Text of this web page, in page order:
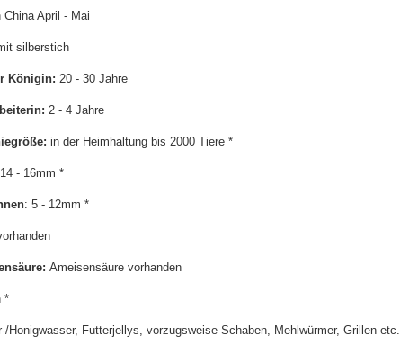
China April - Mai
silberstich
Königin: 20 - 30 Jahre
2 - 4 Jahre
in der Heimhaltung bis 2000 Tiere *
14 - 16mm *
: 5 - 12mm *
Ameisensäure vorhanden
*
Honigwasser, Futterjellys, vorzugsweise Schaben, Mehlwürmer, Grillen etc.